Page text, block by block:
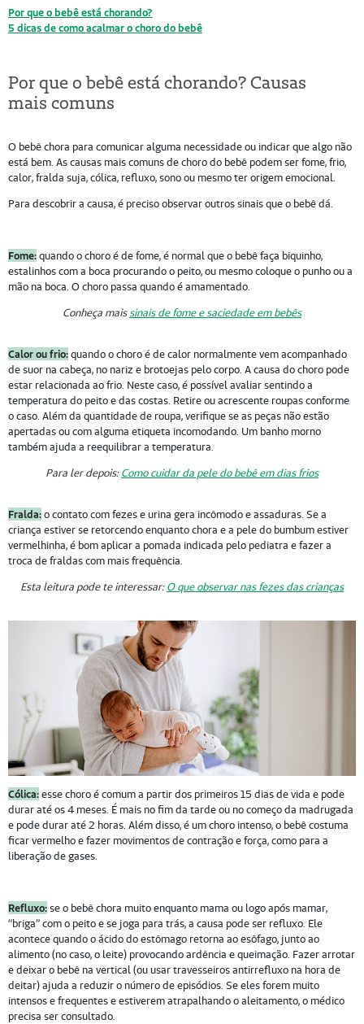
Por que o bebê está chorando?
5 dicas de como acalmar o choro do bebê
Por que o bebê está chorando? Causas
mais comuns
O bebê chora para comunicar alguma necessidade ou indicar que algo não
está bem. As causas mais comuns de choro do bebê podem ser fome, frio,
calor, fralda suja, cólica, refluxo, sono ou mesmo ter origem emocional.
Para descobrir a causa, é preciso observar outros sinais que o bebê dá.
Fome:quando o choro é de fome, é normal que o bebê faça biquinho,
estalinhos com a boca procurando o peito, ou mesmo coloque o punho ou a
mão na boca. O choro passa quando é amamentado.
Conheça mais sinais de fome e saciedade em bebês
Calor ou frio:quando o choro é de calor normalmente vem acompanhado
de suor na cabeça, no nariz e brotoejas pelo corpo. A causa do choro pode
estar relacionada ao frio. Neste caso, é possível avaliar sentindo a
temperatura do peito e das costas. Retire ou acrescente roupas conforme
o caso. Além da quantidade de roupa, verifique se as peças não estão
apertadas ou com alguma etiqueta incomodando. Um banho morno
também ajuda a reequilibrar a temperatura.
Para ler depois:Como cuidar da pele do bebê em dias frios
Fralda:o contato com fezes e urina gera incômodo e assaduras. Se a
criança estiver se retorcendo enquanto chora e a pele do bumbum estiver
vermelhinha, é bom aplicar a pomada indicada pelo pediatra e fazer a
troca de fraldas com mais frequência.
Esta leitura pode te interessar:O que observar nas fezes das crianças
Cólica:esse choro é comum a partir dos primeiros 15 dias de vida e pode
durar até os 4 meses. É mais no fim da tarde ou no começo da madrugada
e pode durar até 2 horas. Além disso, é um choro intenso, o bebê costuma
ficar vermelho e fazer movimentos de contração e força, como para a
liberação de gases.
Refluxo:se o bebê chora muito enquanto mama ou logo após mamar,
“briga” com o peito e se joga para trás, a causa pode ser refluxo. Ele
acontece quando o ácido do estômago retorna ao esôfago, junto ao
alimento (no caso, o leite) provocando ardência e queimação. Fazer arrotar
e deixar o bebê na vertical (ou usar travesseiros antirrefluxo na hora de
deitar) ajuda a reduzir o número de episódios. Se eles forem muito
intensos e frequentes e estiverem atrapalhando o aleitamento, o médico
precisa ser consultado.